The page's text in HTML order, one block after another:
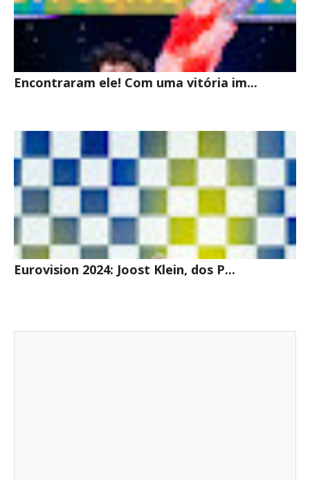
Encontraram ele! Com uma vitória im...
Eurovision 2024: Joost Klein, dos P...